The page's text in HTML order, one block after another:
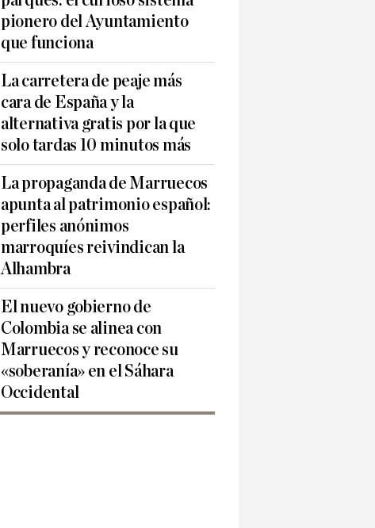
pionero del Ayuntamiento
que funciona
La carretera de peaje más
cara de España y la
alternativa gratis por la que
solo tardas 10 minutos más
La propaganda de Marruecos
apunta al patrimonio español:
perfiles anónimos
marroquíes reivindican la
Alhambra
El nuevo gobierno de
Colombia se alinea con
Marruecos y reconoce su
«soberanía» en el Sáhara
Occidental